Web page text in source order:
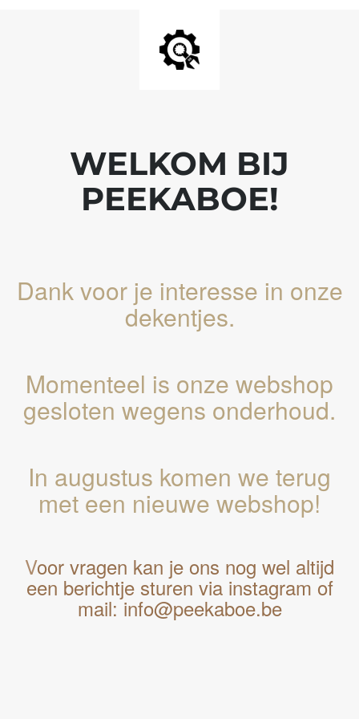
WELKOM BIJ
PEEKABOE!
Dank voor je interesse in onze
dekentjes.
Momenteel is onze webshop
gesloten wegens onderhoud.
In augustus komen we terug
met een nieuwe webshop!
Voor vragen kan je ons nog wel altijd
een berichtje sturen via instagram of
mail: info@peekaboe.be